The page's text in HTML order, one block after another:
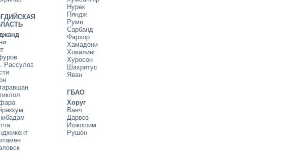
Рассулов
Нурек
Пяндж
Руми
Сарбанд
Фархор
Хамадони
Ховалинг
Хуросон
Шахритус
Яван
ГБАО
Хоруг
Ванч
Дарвоз
Ишкошим
Рушон